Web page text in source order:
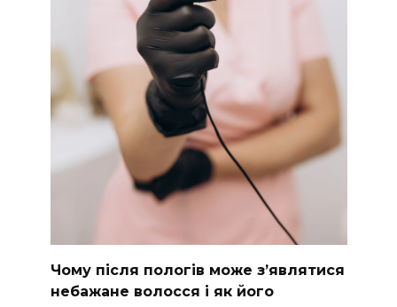
Чому після пологів може з’являтися
небажане волосся і як його